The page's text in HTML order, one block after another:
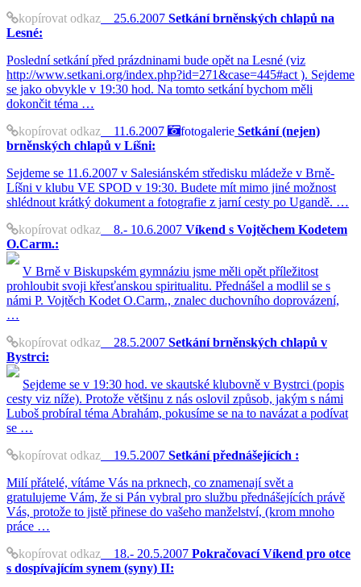
kopírovat odkaz 25.6.2007 Setkání brněnských chlapů na
Lesné:
Poslední setkání před prázdninami bude opět na Lesné (viz
http://www.setkani.org/index.php?id=271&case=445#act ). Sejdeme
se jako obvykle v 19:30 hod. Na tomto setkání bychom měli
dokončit téma …
kopírovat odkaz 11.6.2007 fotogalerie Setkání (nejen)
brněnských chlapů v Líšni:
Sejdeme se 11.6.2007 v Salesiánském středisku mládeže v Brně-
Líšni v klubu VE SPOD v 19:30. Budete mít mimo jiné možnost
shlédnout krátký dokument a fotografie z jarní cesty po Ugandě. …
kopírovat odkaz 8.- 10.6.2007 Víkend s Vojtěchem Kodetem
O.Carm.:
V Brně v Biskupském gymnáziu jsme měli opět příležitost
prohloubit svoji křesťanskou spiritualitu. Přednášel a modlil se s
námi P. Vojtěch Kodet O.Carm., znalec duchovního doprovázení,
…
kopírovat odkaz 28.5.2007 Setkání brněnských chlapů v
Bystrci:
Sejdeme se v 19:30 hod. ve skautské klubovně v Bystrci (popis
cesty viz níže). Protože většinu z nás oslovil způsob, jakým s námi
Luboš probíral téma Abrahám, pokusíme se na to navázat a podívat
se …
kopírovat odkaz 19.5.2007 Setkání přednášejících :
Milí přátelé, vítáme Vás na prknech, co znamenají svět a
gratulujeme Vám, že si Pán vybral pro službu přednášejících právě
Vás, protože to jistě přinese do vašeho manželství, (krom mnoho
práce …
kopírovat odkaz 18.- 20.5.2007 Pokračovací Víkend pro otce
s dospívajícím synem (syny) II: